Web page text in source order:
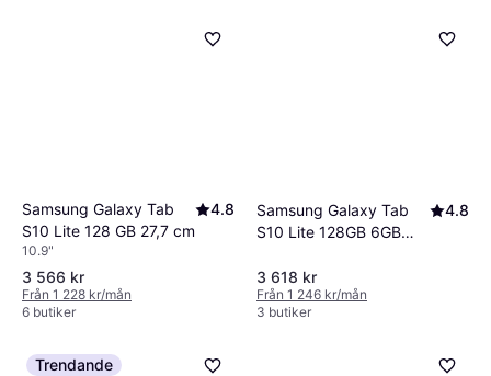
Samsung Galaxy Tab
S10 Lite 128 GB 27,7 cm
4.8
10.9"
3 566 kr
Från 1 228 kr/mån
6 butiker
Samsung Galaxy Tab
S10 Lite 128GB 6GB
4.8
3 618 kr
Från 1 246 kr/mån
3 butiker
Trendande